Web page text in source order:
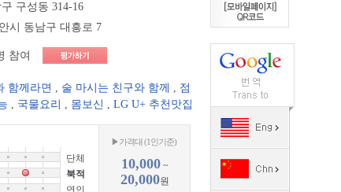
구성동 314-16
시 동남구 대흥로 7
참여
함께라면 , 술 마시는 친구와 함께 , 점
, 국물요리 , 몸보신 , LG U+ 추천맛집
단체
북적
연인
▶가격대 (1인기준)
10,000~
20,000원